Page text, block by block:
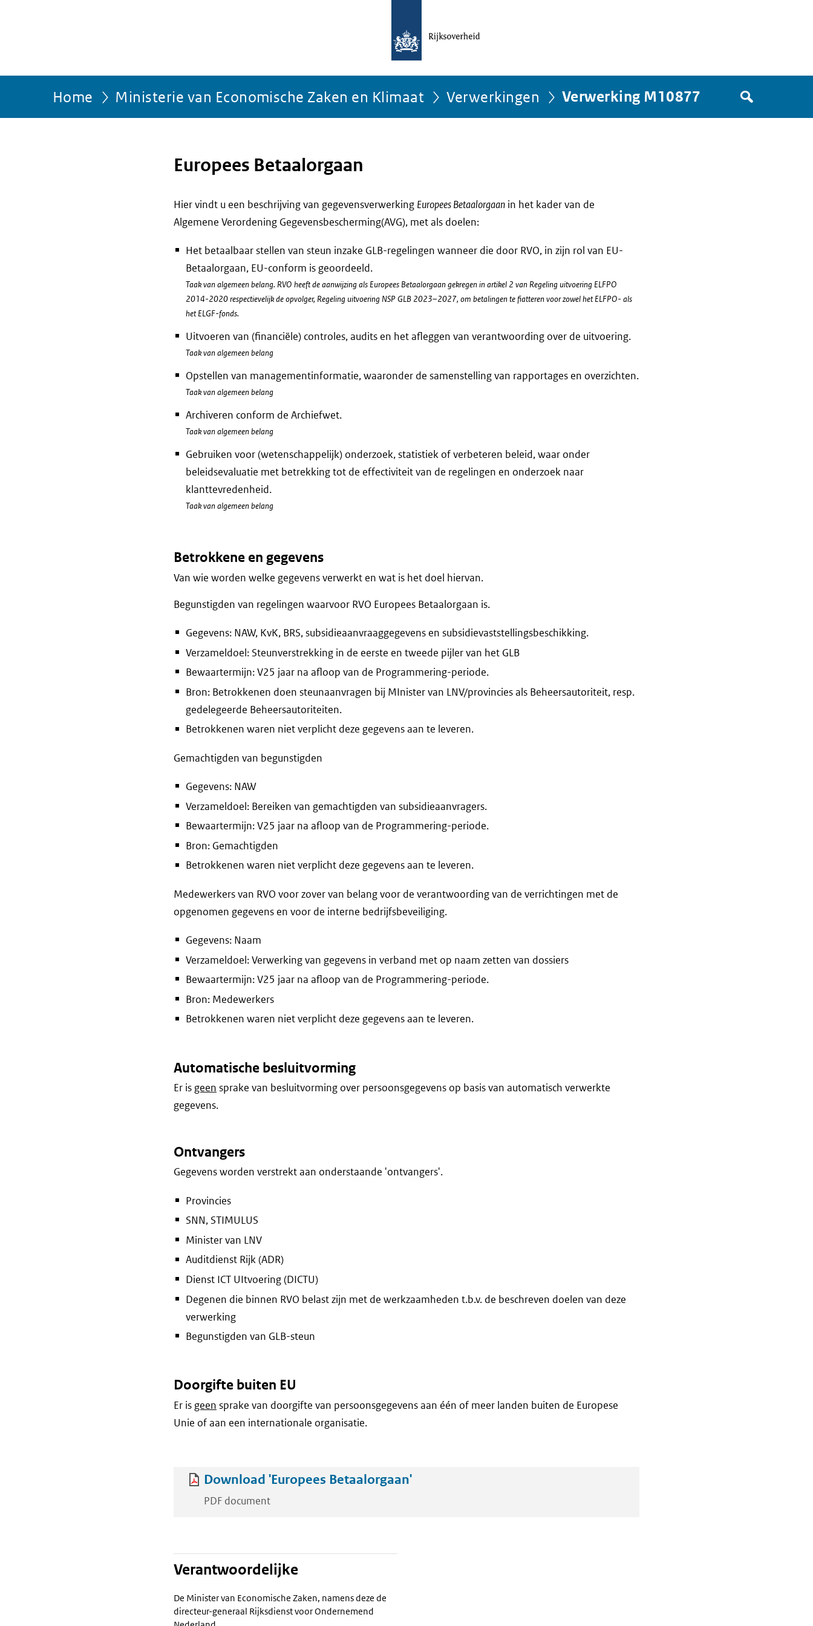
Home Ministerie van Economische Zaken en Klimaat Verwerkingen Verwerking M10877
Zoek
in
het
Europees Betaalorgaan
Hier vindt u een beschrijving van gegevensverwerking Europees Betaalorgaan in het kader van de
Algemene Verordening Gegevensbescherming(AVG), met als doelen:
Het betaalbaar stellen van steun inzake GLB-regelingen wanneer die door RVO, in zijn rol van EU-
Betaalorgaan, EU-conform is geoordeeld.
Taak van algemeen belang. RVO heeft de aanwijzing als Europees Betaalorgaan gekregen in artikel 2 van Regeling uitvoering ELFPO
2014-2020 respectievelijk de opvolger, Regeling uitvoering NSP GLB 2023–2027, om betalingen te fiatteren voor zowel het ELFPO- als
het ELGF-fonds.
Uitvoeren van (financiële) controles, audits en het afleggen van verantwoording over de uitvoering.
Taak van algemeen belang
Opstellen van managementinformatie, waaronder de samenstelling van rapportages en overzichten.
Taak van algemeen belang
Archiveren conform de Archiefwet.
Taak van algemeen belang
Gebruiken voor (wetenschappelijk) onderzoek, statistiek of verbeteren beleid, waar onder
beleidsevaluatie met betrekking tot de effectiviteit van de regelingen en onderzoek naar
klanttevredenheid.
Taak van algemeen belang
Betrokkene en gegevens
Van wie worden welke gegevens verwerkt en wat is het doel hiervan.
Begunstigden van regelingen waarvoor RVO Europees Betaalorgaan is.
Gegevens: NAW, KvK, BRS, subsidieaanvraaggegevens en subsidievaststellingsbeschikking.
Verzameldoel: Steunverstrekking in de eerste en tweede pijler van het GLB
Bewaartermijn: V25 jaar na afloop van de Programmering-periode.
Bron: Betrokkenen doen steunaanvragen bij MInister van LNV/provincies als Beheersautoriteit, resp.
gedelegeerde Beheersautoriteiten.
Betrokkenen waren niet verplicht deze gegevens aan te leveren.
Gemachtigden van begunstigden
Gegevens: NAW
Verzameldoel: Bereiken van gemachtigden van subsidieaanvragers.
Bewaartermijn: V25 jaar na afloop van de Programmering-periode.
Bron: Gemachtigden
Betrokkenen waren niet verplicht deze gegevens aan te leveren.
Medewerkers van RVO voor zover van belang voor de verantwoording van de verrichtingen met de
opgenomen gegevens en voor de interne bedrijfsbeveiliging.
Gegevens: Naam
Verzameldoel: Verwerking van gegevens in verband met op naam zetten van dossiers
Bewaartermijn: V25 jaar na afloop van de Programmering-periode.
Bron: Medewerkers
Betrokkenen waren niet verplicht deze gegevens aan te leveren.
Automatische besluitvorming
Er is geen sprake van besluitvorming over persoonsgegevens op basis van automatisch verwerkte
gegevens.
Ontvangers
Gegevens worden verstrekt aan onderstaande 'ontvangers'.
Provincies
SNN, STIMULUS
Minister van LNV
Auditdienst Rijk (ADR)
Dienst ICT UItvoering (DICTU)
Degenen die binnen RVO belast zijn met de werkzaamheden t.b.v. de beschreven doelen van deze
verwerking
Begunstigden van GLB-steun
Doorgifte buiten EU
Er is geen sprake van doorgifte van persoonsgegevens aan één of meer landen buiten de Europese
Unie of aan een internationale organisatie.
Download 'Europees Betaalorgaan'
PDF document
Verantwoordelijke
De Minister van Economische Zaken, namens deze de
directeur-generaal Rijksdienst voor Ondernemend